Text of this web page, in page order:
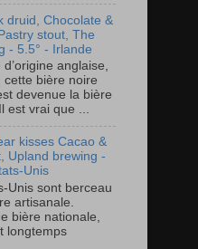
druid, Chocolate &
stout, The
- 5.5° - Irlande
d’origine anglaise,
cette bière noire
devenue la bière
est vrai que ...
kisses Cacao &
Upland brewing -
Unis
Unis sont berceau
artisanale.
bière nationale,
longtemps